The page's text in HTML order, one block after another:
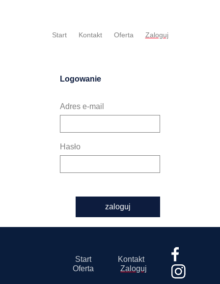
Start Kontakt Oferta Zaloguj
Logowanie
Adres e-mail
Hasło
zaloguj
Start
Kontakt
Oferta
Zaloguj